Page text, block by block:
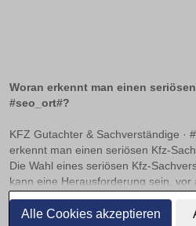
Alle Cookies akzeptieren
Woran erkennt man einen
#seo_ort#?
KFZ Gutachter & Sachverständige ·
erkennt man einen seriösen Kfz-
Die Wahl eines seriösen Kfz-
kann eine Herausforderung sein,
weiß, worauf zu achten ist.
Verbandsmitgliedschaften können